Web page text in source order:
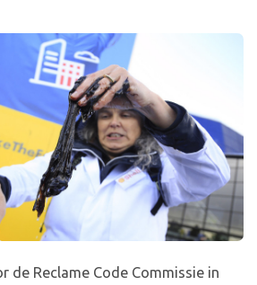
de Reclame Code Commissie in